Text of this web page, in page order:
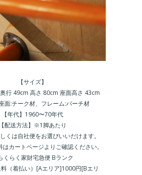
【サイズ】
行 49cm 高さ 80cm 座面高さ 43cm
面:チーク材、フレーム:バーチ材
【年代】1960〜70年代
【配送方法】※1脚あたり
くは自社便をお選びいいだけます。
カートページよりご確認ください。
くらく家財宅急便 Bランク
料（着払い）[Aエリア]1000円[Bエリ